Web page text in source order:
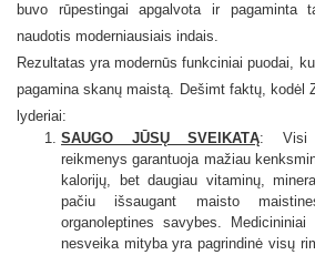
buvo rūpestingai apgalvota ir pagaminta
naudotis moderniausiais indais.
Rezultatas yra modernūs funkciniai puodai,
pagamina skanų maistą. Dešimt faktų, kodėl
lyderiai:
SAUGO JŪSŲ SVEIKATĄ: Visi
reikmenys garantuoja mažiau
kalorijų, bet daugiau vitaminų,
pačiu išsaugant maisto
organoleptines savybes.
nesveika mityba yra pagrindinė visų